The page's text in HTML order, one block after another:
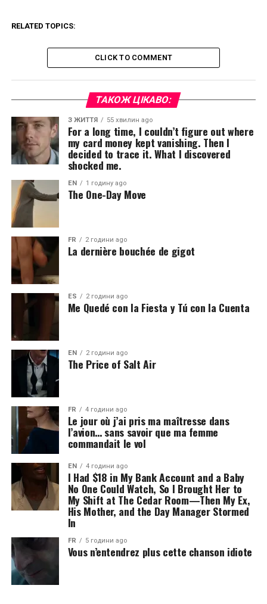
RELATED TOPICS:
CLICK TO COMMENT
ТАКОЖ ЦІКАВО:
З ЖИТТЯ 55 хвилин ago
For a long time, I couldn’t figure out where
my card money kept vanishing. Then I
decided to trace it. What I discovered
shocked me.
EN 1 годину ago
The One-Day Move
FR 2 години ago
La dernière bouchée de gigot
ES 2 години ago
Me Quedé con la Fiesta y Tú con la Cuenta
EN 2 години ago
The Price of Salt Air
FR 4 години ago
Le jour où j’ai pris ma maîtresse dans
l’avion… sans savoir que ma femme
commandait le vol
EN 4 години ago
I Had $18 in My Bank Account and a Baby
No One Could Watch, So I Brought Her to
My Shift at The Cedar Room—Then My Ex,
His Mother, and the Day Manager Stormed
In
FR 5 години ago
Vous n’entendrez plus cette chanson idiote